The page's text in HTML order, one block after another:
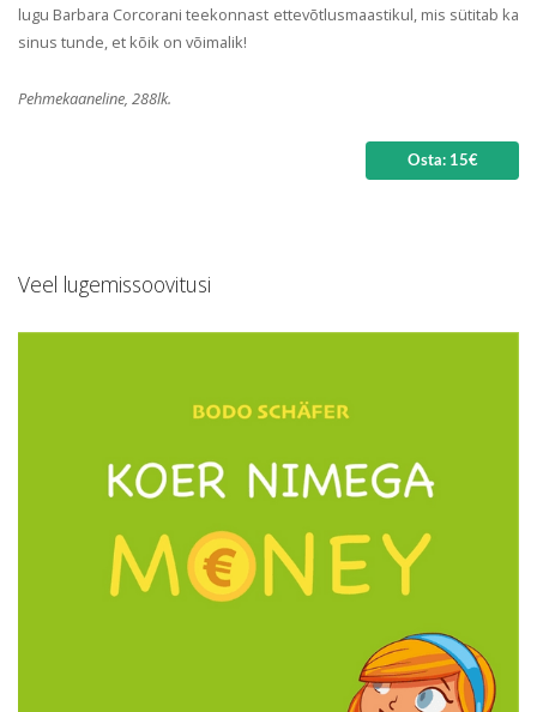
lugu Barbara Corcorani teekonnast ettevõtlusmaastikul, mis sütitab ka
sinus tunde, et kõik on võimalik!
Pehmekaaneline, 288lk.
Osta: 15€
Veel lugemissoovitusi